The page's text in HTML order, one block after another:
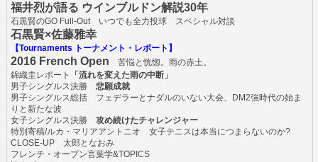
福井烈が語る ウインブルドン解説30年
石黒賢のGO Full-Out いつでも全力投球 スペシャル対談
石黒賢×佐藤雅幸
【Tournaments トーナメント・レポート】
2016 French Open 苦悩と恍惚。雨の赤土。
錦織圭レポート
「流れを変えた雨の中断」
男子シングルス決勝 悲願成就
男子シングルス総括 フェデラーとナダルのいない大会、DM2強時代の始ま
りと新たな波
女子シングルス決勝 攻め続けたチャレンジャー
特別寄稿/ルカ・マリアアントニオ 女子テニスは本当につまらないのか?
CLOSE-UP 太郎となおみ
フレンチ・オープン言葉学&TOPICS